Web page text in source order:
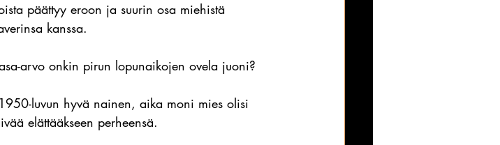
päättyy eroon ja suurin osa miehistä
kanssa.
arvo onkin pirun lopunaikojen ovela juoni?
luvun hyvä nainen, aika moni mies olisi
elättääkseen perheensä.